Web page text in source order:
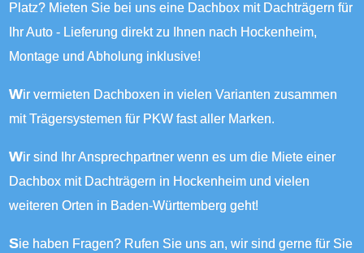
Platz? Mieten Sie bei uns eine Dachbox mit Dachträgern für
Ihr Auto - Lieferung direkt zu Ihnen nach Hockenheim,
Montage und Abholung inklusive!
Wir vermieten Dachboxen in vielen Varianten zusammen
mit Trägersystemen für PKW fast aller Marken.
Wir sind Ihr Ansprechpartner wenn es um die Miete einer
Dachbox mit Dachträgern in Hockenheim und vielen
weiteren Orten in Baden-Württemberg geht!
Sie haben Fragen? Rufen Sie uns an, wir sind gerne für Sie